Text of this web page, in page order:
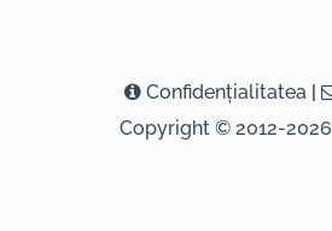
Confidenţialitatea |
Copyright © 2012-2026